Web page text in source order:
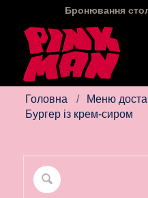
Бронювання
Головна / Меню
Бургер із крем-сиром